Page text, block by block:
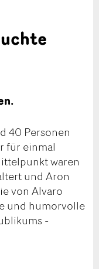
40 Personen
für einmal
waren
und Aron
von Alvaro
und humorvolle
-